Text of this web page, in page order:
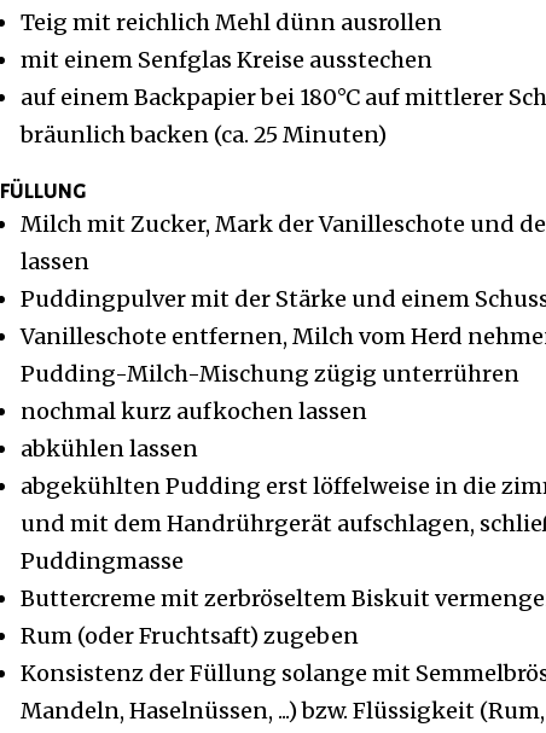
Teig mit reichlich Mehl dünn ausrollen
mit einem Senfglas Kreise ausstechen
auf einem Backpapier bei 180°C auf mittlerer
bräunlich backen (ca. 25 Minuten)
füllung
Milch mit Zucker, Mark der Vanilleschote und
lassen
Puddingpulver mit der Stärke und einem
Vanilleschote entfernen, Milch vom Herd
Pudding-Milch-Mischung zügig unterrühren
nochmal kurz aufkochen lassen
abkühlen lassen
abgekühlten Pudding erst löffelweise in die
und mit dem Handrührgerät aufschlagen,
Puddingmasse
Buttercreme mit zerbröseltem Biskuit
Rum (oder Fruchtsaft) zugeben
Konsistenz der Füllung solange mit
Mandeln, Haselnüssen, ...) bzw. Flüssigkeit